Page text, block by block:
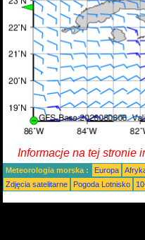
Informacje na tej stronie
Meteorologia morska : Europa
Zdjęcia satelitarne
Pogoda Lotnisko